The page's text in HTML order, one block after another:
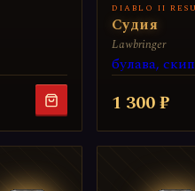
DIABLO II
Судия
Lawbringer
булава,
1 300 ₽